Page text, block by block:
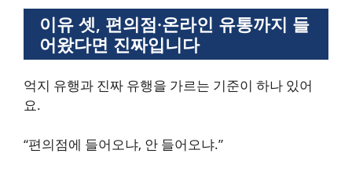
이유 셋, 편의점·온라인 유통까지 들
어왔다면 진짜입니다
억지 유행과 진짜 유행을 가르는 기준이 하나 있어
요.
“편의점에 들어오냐, 안 들어오냐.”